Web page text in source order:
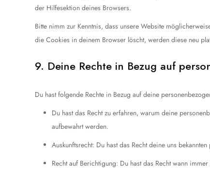
der Hilfesektion deines Browsers.
Bitte nimm zur Kenntnis, dass unsere Website
die Cookies in deinem Browser löscht, werden diese neu
9. Deine Rechte in Bezug auf
Du hast folgende Rechte in Bezug auf deine
Du hast das Recht zu erfahren, warum deine
aufbewahrt werden.
Auskunftsrecht: Du hast das Recht deine uns
Recht auf Berichtigung: Du hast das Recht wann